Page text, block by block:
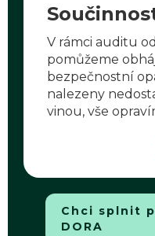
V rámci auditu
pomůžeme
bezpečnostní
nalezeny
vinou, vše
Chci splnit
DORA